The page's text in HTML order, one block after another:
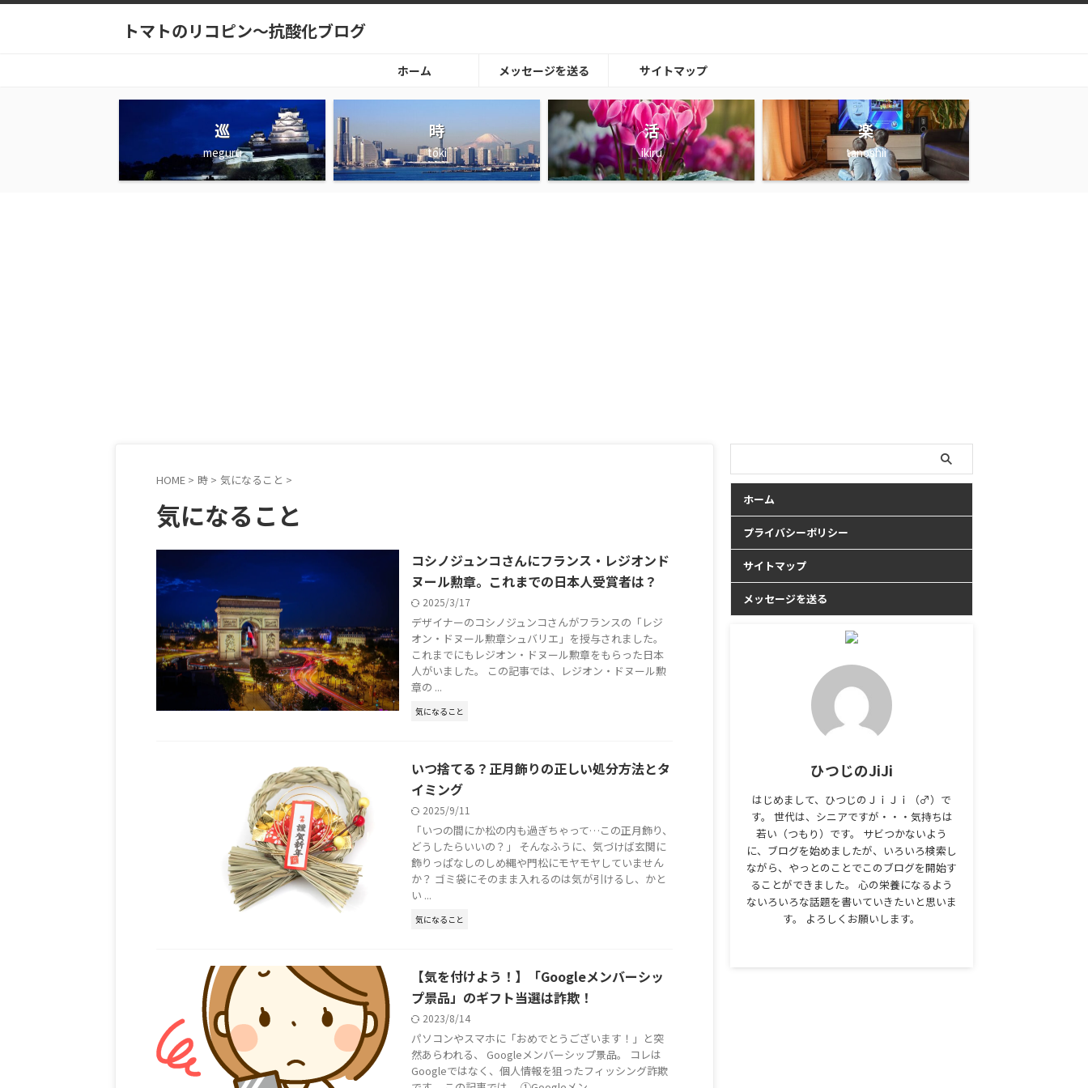
トマトのリコピン～抗酸化ブログ
ホーム メッセージを送る サイトマップ
巡
meguru
時
toki
活
ikiru
楽
tanoshii
HOME > 時 > 気になること >
気になること
コシノジュンコさんにフランス・レジオンド
ヌール勲章。これまでの日本人受賞者は？
2025/3/17
デザイナーのコシノジュンコさんがフランスの「レジ
オン・ドヌール勲章シュバリエ」を授与されました。
これまでにもレジオン・ドヌール勲章をもらった日本
人がいました。 この記事では、レジオン・ドヌール勲
章の ...
気になること
いつ捨てる？正月飾りの正しい処分方法とタ
イミング
2025/9/11
「いつの間にか松の内も過ぎちゃって…この正月飾り、
どうしたらいいの？」 そんなふうに、気づけば玄関に
飾りっぱなしのしめ縄や門松にモヤモヤしていません
か？ ゴミ袋にそのまま入れるのは気が引けるし、かと
い ...
気になること
【気を付けよう！】「Googleメンバーシッ
プ景品」のギフト当選は詐欺！
2023/8/14
パソコンやスマホに「おめでとうございます！」と突
然あらわれる、 Googleメンバーシップ景品。 コレは
Googleではなく、個人情報を狙ったフィッシング詐欺
ホーム
プライバシーポリシー
サイトマップ
メッセージを送る
ひつじのJiJi
はじめまして、ひつじのＪｉＪｉ（♂）で
す。 世代は、シニアですが・・・気持ちは
若い（つもり）です。 サビつかないよう
に、ブログを始めましたが、いろいろ検索し
ながら、やっとのことでこのブログを開始す
ることができました。 心の栄養になるよう
ないろいろな話題を書いていきたいと思いま
す。 よろしくお願いします。